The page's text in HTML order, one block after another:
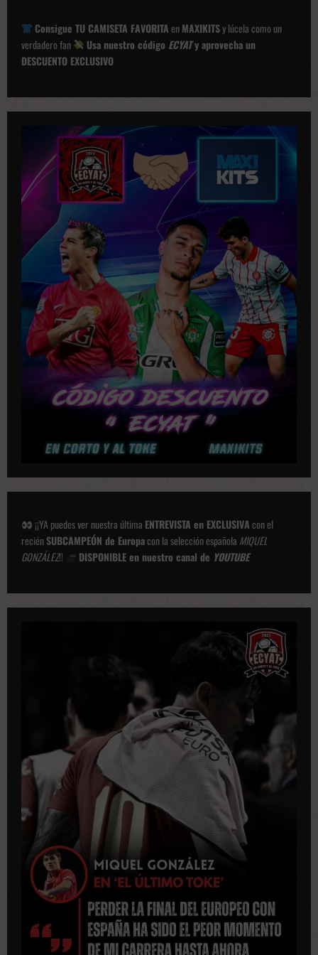
i
ó
n
e
b
l
c
a
c
i
n
Consigue TU CAMISETA FAVORITAenMAXIKITSy lúcela como un
verdadero fan
Usa nuestro código ECYATy aprovecha un
DESCUENTO EXCLUSIVO
¡¡YA puedes ver nuestra última ENTREVISTA en EXCLUSIVAcon el
reciénSUBCAMPEÓN de Europacon la selección española MIQUEL
GONZÁLEZ!! DISPONIBLE en nuestro canal de YOUTUBE